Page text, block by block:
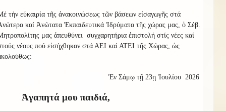
τήν εὐκαιρία τῆς ἀνακοινώσεως τῶν βάσεων εἰσαγωγῆς στά
καί Ἀνώτατα Ἐκπαιδευτικά Ἱδρύματα τῆς χώρας μας, ὁ Σέβ.
μας ἀπευθύνει συγχαρητήρια ἐπιστολή στίς νέες καί
νέους πού εἰσήχθηκαν στά ΑΕΙ καί ΑΤΕΙ τῆς Χώρας, ὡς
Ἐν Σάμῳ τῇ 23ῃ Ἰουλίου 2026
Ἀγαπητά μου παιδιά,